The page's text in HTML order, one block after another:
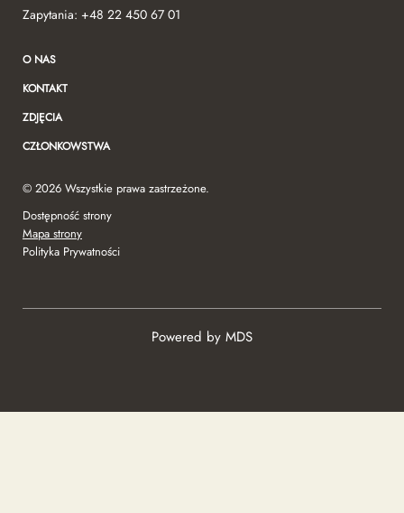
Zapytania: +48 22 450 67 01
O NAS
KONTAKT
ZDJĘCIA
CZŁONKOWSTWA
© 2026 Wszystkie prawa zastrzeżone.
Dostępność strony
Mapa strony
Polityka Prywatności
Powered by MDS